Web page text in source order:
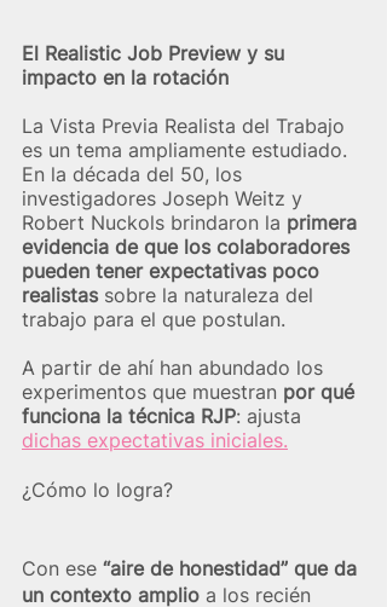
El Realistic Job Preview y su
impacto en la rotación
La Vista Previa Realista del Trabajo
es un tema ampliamente estudiado.
En la década del 50, los
investigadores Joseph Weitz y
Robert Nuckols brindaron la primera
evidencia de que los colaboradores
pueden tener expectativas poco
realistas sobre la naturaleza del
trabajo para el que postulan.
A partir de ahí han abundado los
experimentos que muestran por qué
funciona la técnica RJP: ajusta
dichas expectativas iniciales.
¿Cómo lo logra?
Con ese “aire de honestidad” que da
un contexto amplio a los recién